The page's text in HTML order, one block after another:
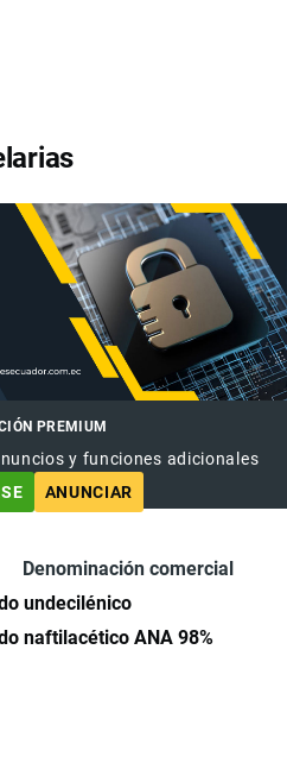
PREMIUM
y funciones adicionales
ANUNCIAR
Denominación comercial
undecilénico
naftilacético ANA 98%